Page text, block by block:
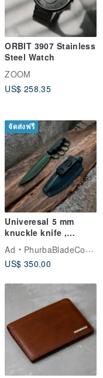
ORBIT 3907 Stainless
Steel Watch
ZOOM
US$ 258.35
จัดส่งฟรี
Univeresal 5 mm
knuckle knife ,
knife , survival knife
.military
Ad
PhurbaBladeCompany
US$ 350.00